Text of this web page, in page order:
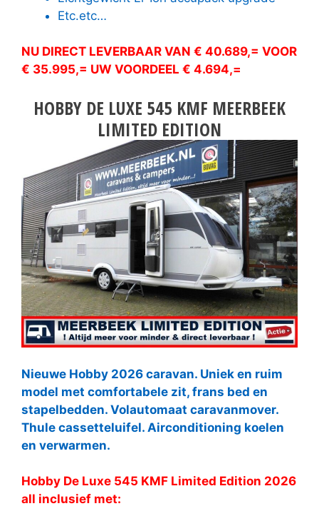
Etc.etc…
NU DIRECT LEVERBAAR VAN € 40.689,= VOOR
€ 35.995,= UW VOORDEEL € 4.694,=
HOBBY DE LUXE 545 KMF MEERBEEK
LIMITED EDITION
Nieuwe Hobby 2026 caravan. Uniek en ruim
model met comfortabele zit, frans bed en
stapelbedden. Volautomaat caravanmover.
Thule cassetteluifel. Airconditioning koelen
en verwarmen.
Hobby De Luxe 545 KMF Limited Edition 2026
all inclusief met: